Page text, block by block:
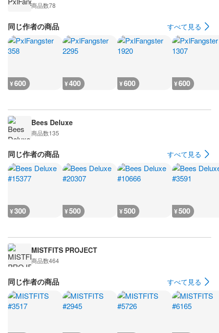
商品数78
同じ作者の商品 すべて見る
¥600 ¥400 ¥600 ¥600
Bees Deluxe
商品数135
同じ作者の商品 すべて見る
¥300 ¥500 ¥500 ¥500
MISTFITS PROJECT
商品数464
同じ作者の商品 すべて見る